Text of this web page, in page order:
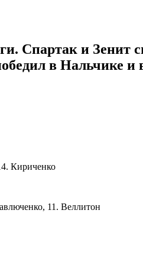
Спартак и Зенит
в Нальчике
Кириченко
11. Веллитон